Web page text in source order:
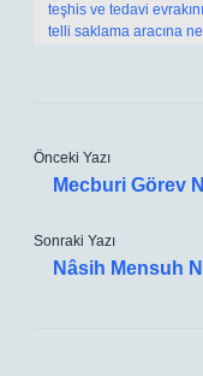
teşhis ve tedavi
telli saklama aracına
Önceki Yazı
Mecburi Görev
Sonraki Yazı
Nâsih Mensuh